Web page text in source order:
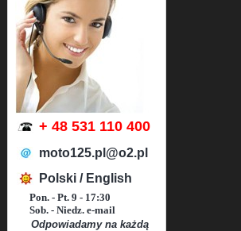
+ 48 531 110 400
moto125.pl@o2.pl
Polski / English
Pon. - Pt. 9 - 17:30
Sob. - Niedz. e-mail
Odpowiadamy na każdą